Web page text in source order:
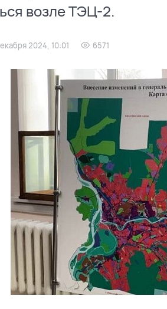
возле ТЭЦ-2.
2024, 10:01 6571